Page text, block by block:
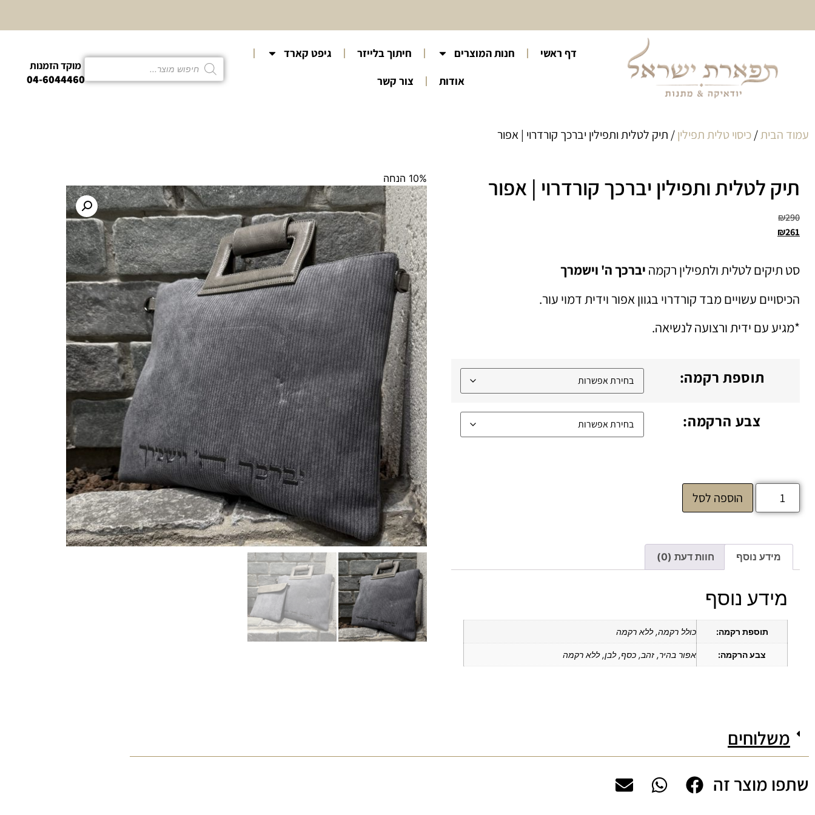
10% הנחה על כל קטגוריית
כיסוי לטלית ולתפילין דף ראשי חנות המוצרים חיתוך בלייזר
גיפט קארד
אודות
צור קשר
מוקד הזמנות
04-6044460
עמוד הבית/כיסוי טלית תפילין/ תיק לטלית ותפילין יברכך קורדרוי | אפור
תיק לטלית ותפילין יברכך קורדרוי | אפור
₪290
₪261
סט תיקים לטלית ולתפילין רקמה יברכך ה' וישמרך
הכיסויים עשויים מבד קורדרוי בגוון אפור וידית דמוי עור.
*מגיע עם ידית ורצועה לנשיאה.
תוספת רקמה:
צבע הרקמה:
הוספה לסל
מידע נוסף חוות דעת (0)
מידע נוסף
תוספת רקמה: כולל רקמה, ללא רקמה
צבע הרקמה: אפור בהיר, זהב, כסף, לבן, ללא רקמה
10% הנחה
משלוחים
שתפו מוצר זה